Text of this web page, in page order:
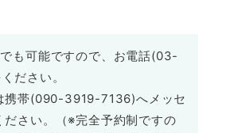
も可能ですので、お電話(03-
ださい。
携帯(090-3919-7136)へメッセ
ださい。（※完全予約制ですの